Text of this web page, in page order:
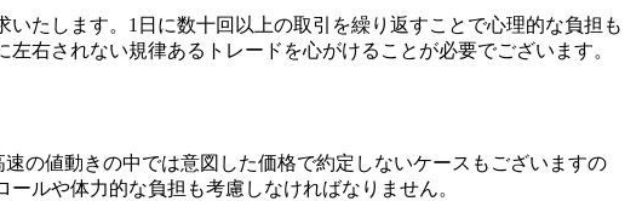
たします。1日に数十回以上の取引を繰り返すことで心理的な負担も
右されない規律あるトレードを心がけることが必要でございます。
の値動きの中では意図した価格で約定しないケースもございますの
ルや体力的な負担も考慮しなければなりません。